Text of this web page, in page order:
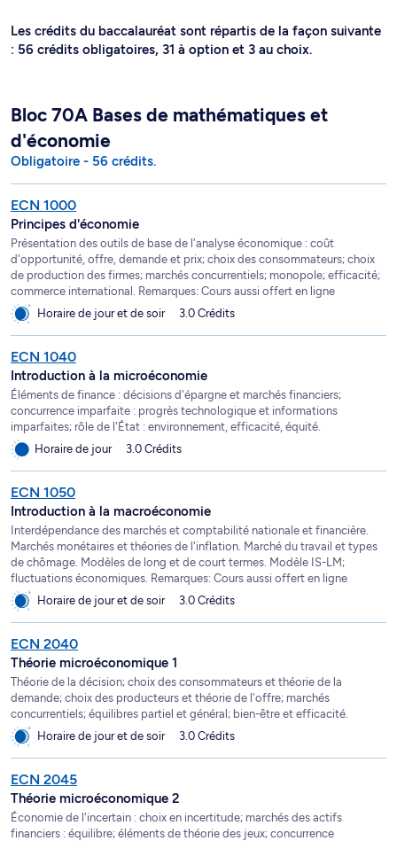
Les crédits du baccalauréat sont répartis de la façon suivante
: 56 crédits obligatoires, 31 à option et 3 au choix.
Bloc 70A Bases de mathématiques et
d'économie
Obligatoire - 56 crédits.
ECN 1000
Principes d'économie
Présentation des outils de base de l'analyse économique : coût
d'opportunité, offre, demande et prix; choix des consommateurs; choix
de production des firmes; marchés concurrentiels; monopole; efficacité;
commerce international. Remarques: Cours aussi offert en ligne
Horaire de jour et de soir
3.0 Crédits
ECN 1040
Introduction à la microéconomie
Éléments de finance : décisions d'épargne et marchés financiers;
concurrence imparfaite : progrès technologique et informations
imparfaites; rôle de l'État : environnement, efficacité, équité.
Horaire de jour
3.0 Crédits
ECN 1050
Introduction à la macroéconomie
Interdépendance des marchés et comptabilité nationale et financière.
Marchés monétaires et théories de l'inflation. Marché du travail et types
de chômage. Modèles de long et de court termes. Modèle IS-LM;
fluctuations économiques. Remarques: Cours aussi offert en ligne
Horaire de jour et de soir
3.0 Crédits
ECN 2040
Théorie microéconomique 1
Théorie de la décision; choix des consommateurs et théorie de la
demande; choix des producteurs et théorie de l'offre; marchés
concurrentiels; équilibres partiel et général; bien-être et efficacité.
Horaire de jour et de soir
3.0 Crédits
ECN 2045
Théorie microéconomique 2
Économie de l'incertain : choix en incertitude; marchés des actifs
financiers : équilibre; éléments de théorie des jeux; concurrence